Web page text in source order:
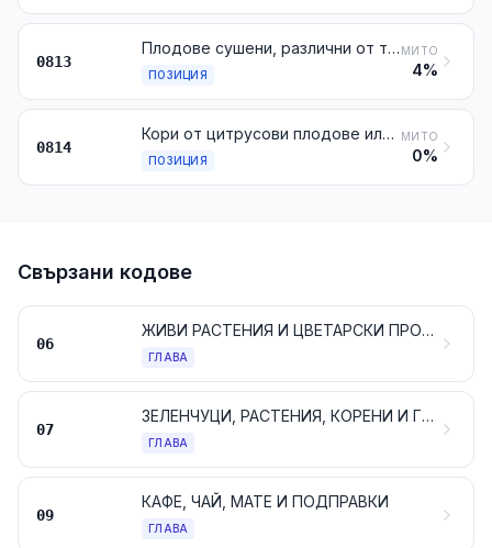
0813
Плодове сушени, различни от тези от № 0801 до 0806; смеси от сушени плодове или от черупкови плодове от настоящата глава
ПОЗИЦИЯ
МИТО
4%
0814
Кори от цитрусови плодове или от пъпеши и дини, пресни, замразени, поставени във вода — солена, със сероводород или с прибавка на други вещества, подсигуряващи временното им консервиране, или сушени
ПОЗИЦИЯ
МИТО
0%
Свързани кодове
06
ЖИВИ РАСТЕНИЯ И ЦВЕТАРСКИ ПРОДУКТИ
ГЛАВА
07
ЗЕЛЕНЧУЦИ, РАСТЕНИЯ, КОРЕНИ И ГРУДКИ, ГОДНИ ЗА КОНСУМАЦИЯ
ГЛАВА
09
КАФЕ, ЧАЙ, МАТЕ И ПОДПРАВКИ
ГЛАВА